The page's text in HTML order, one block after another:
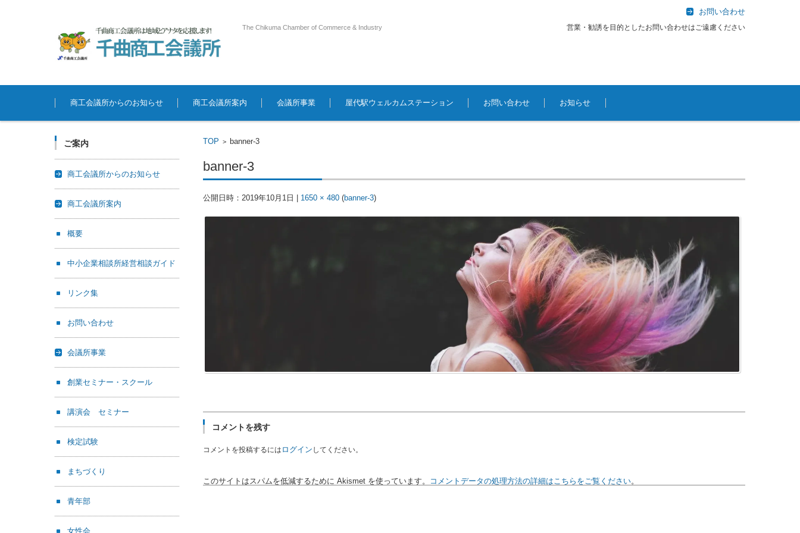
The Chikuma Chamber of Commerce & Industry
お問い合わせ
営業・勧誘を目的としたお問い合わせはご遠慮ください
コンテンツに移動
商工会議所からのお知らせ
商工会議所案内 会議所事業 屋代駅ウェルカムステーション お問い合わせ お知らせ
TOP > banner-3
banner-3
公開日時： 2019年10月1日 1650 × 480(banner-3)
コメントを残す
コメントを投稿するには ログイン してください。
このサイトはスパムを低減するために Akismet を使っています。 コメントデータの処理方法の詳細はこちらをご覧ください。
ご案内
商工会議所からのお知らせ
商工会議所案内
概要
中小企業相談所経営相談ガイド
リンク集
お問い合わせ
会議所事業
創業セミナー・スクール
講演会 セミナー
検定試験
まちづくり
青年部
女性会